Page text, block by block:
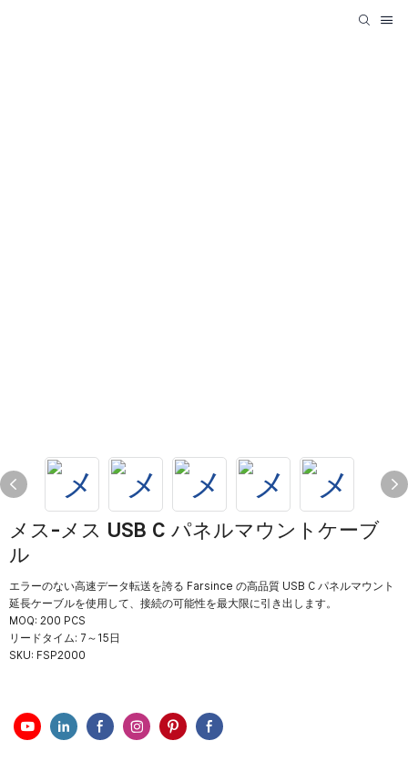
メス-メス USB C パネルマウントケーブ
ル
エラーのない高速データ転送を誇る Farsince の高品質 USB C パネルマウント
延長ケーブルを使用して、接続の可能性を最大限に引き出します。
MOQ: 200 PCS
リードタイム: 7～15日
SKU: FSP2000